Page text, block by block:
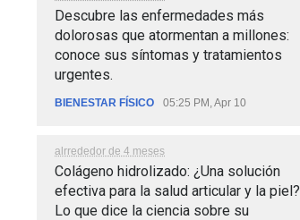
Descubre las enfermedades más
dolorosas que atormentan a millones:
conoce sus síntomas y tratamientos
urgentes.
BIENESTAR FÍSICO 05:25 PM, Apr 10
alrrededor de 4 meses
Colágeno hidrolizado: ¿Una solución
efectiva para la salud articular y la piel?
Lo que dice la ciencia sobre su